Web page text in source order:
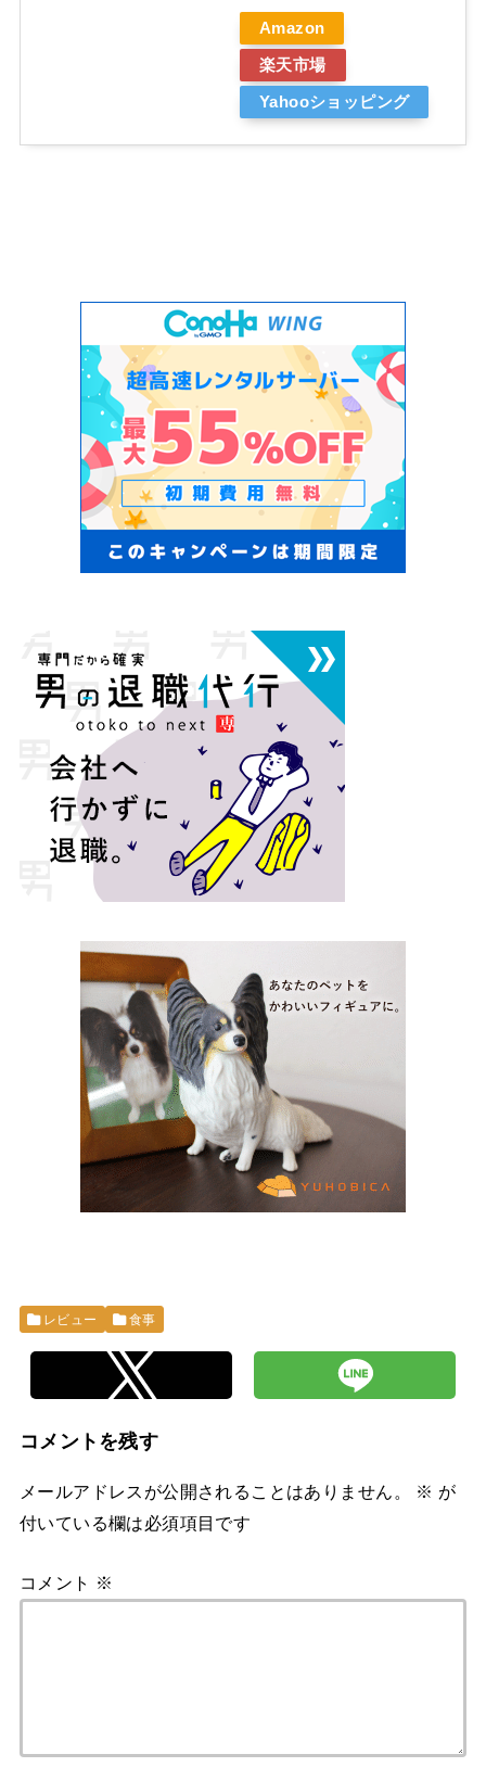
Amazon
楽天市場
Yahooショッピング
レビュー 食事
コメントを残す
メールアドレスが公開されることはありません。 ※ が
付いている欄は必須項目です
コメント ※